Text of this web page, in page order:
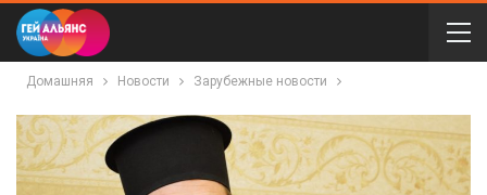
Домашняя Новости Зарубежные новости